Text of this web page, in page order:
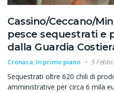
Cassino/Ceccano/
pesce sequestrati e
dalla Guardia
Cronaca, In primo piano 5
Sequestrati oltre 620 chili di
amministrative per circa 6 mila